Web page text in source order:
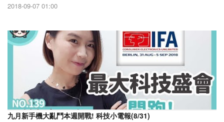
2018-09-07 01:00
九月新手機大亂鬥本週開戰! 科技小電報(8/31)